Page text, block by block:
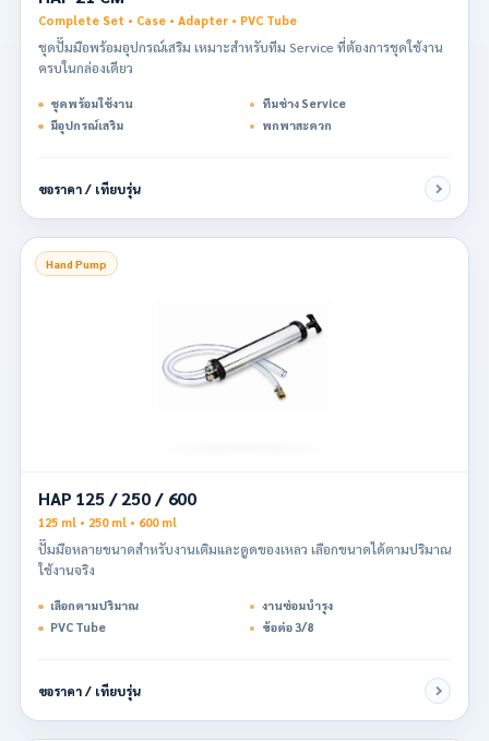
Complete Set • Case • Adapter • PVC Tube
ชุดปั๊มมือพร้อมอุปกรณ์เสริม เหมาะสำหรับทีม Service ที่ต้องการชุดใช้งาน
ครบในกล่องเดียว
ชุดพร้อมใช้งาน
ทีมช่าง Service
มีอุปกรณ์เสริม
พกพาสะดวก
ขอราคา / เทียบรุ่น
Hand Pump
HAP 125 / 250 / 600
125 ml • 250 ml • 600 ml
ปั๊มมือหลายขนาดสำหรับงานเติมและดูดของเหลว เลือกขนาดได้ตามปริมาณ
ใช้งานจริง
เลือกตามปริมาณ
งานซ่อมบำรุง
PVC Tube
ข้อต่อ 3/8
ขอราคา / เทียบรุ่น